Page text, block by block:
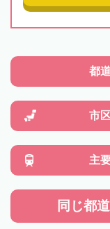
都
市
主
同じ都